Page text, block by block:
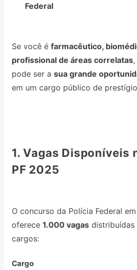
Federal
Se você é farmacêutico,
profissional de áreas correlatas,
pode ser a sua grande
em um cargo público de
1. Vagas Disponíveis
PF 2025
O concurso da Polícia Federal
oferece 1.000 vagasdistribuídas
cargos:
Cargo